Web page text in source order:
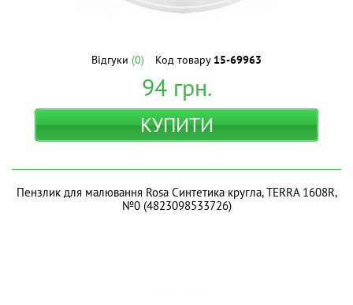
Відгуки (0) Код товару 15-69963
94грн.
КУПИТИ
Пензлик для малювання Rosa Синтетика кругла, TERRA 1608R,
№0 (4823098533726)